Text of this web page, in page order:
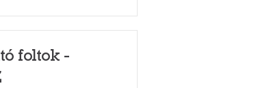
foltok -